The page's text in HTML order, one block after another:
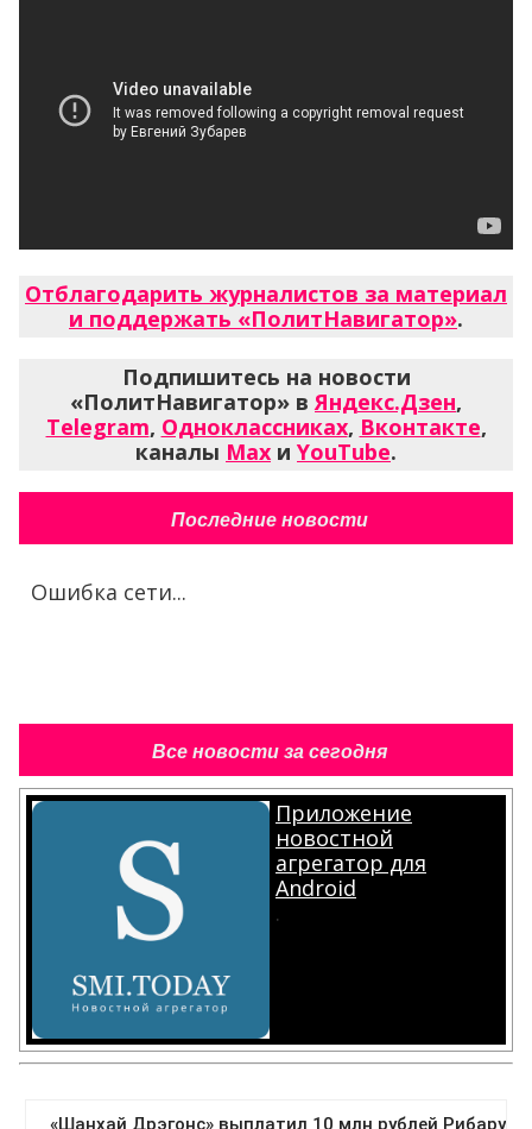
Отблагодарить журналистов за материал
и поддержать «ПолитНавигатор».
Подпишитесь на новости
«ПолитНавигатор» вЯндекс.Дзен,
Telegram, Одноклассниках, Вконтакте,
каналы Max и YouTube.
Последние новости
Ошибка сети...
Все новости за сегодня
Приложение
новостной
агрегатор для
Android
.